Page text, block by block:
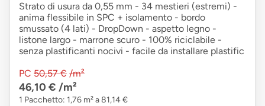
Strato di usura da 0,55 mm - 34 mestieri (estremi) -
anima flessibile in SPC + isolamento - bordo
smussato (4 lati) - DropDown - aspetto legno -
listone largo - marrone scuro - 100% riciclabile -
senza plastificanti nocivi - facile da installare plastific
PC 50,57 € /m²
46,10 € /m²
1 Pacchetto: 1,76 m² a 81,14 €